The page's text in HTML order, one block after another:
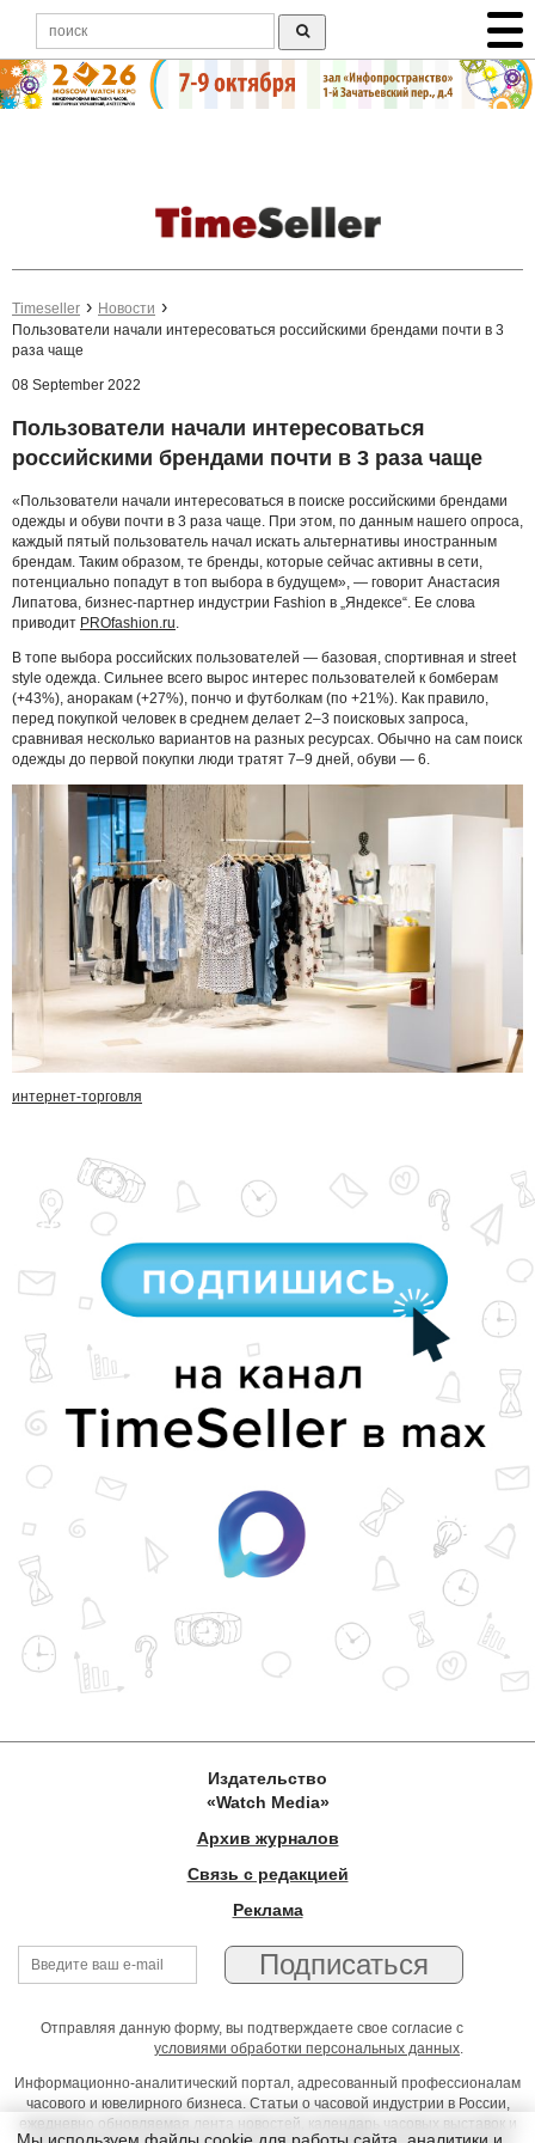
Timeseller
Новости
Пользователи начали интересоваться российскими брендами почти в 3
раза чаще
08 September 2022
Пользователи начали интересоваться
российскими брендами почти в 3 раза чаще
«Пользователи начали интересоваться в поиске российскими брендами
одежды и обуви почти в 3 раза чаще. При этом, по данным нашего опроса,
каждый пятый пользователь начал искать альтернативы иностранным
брендам. Таким образом, те бренды, которые сейчас активны в сети,
потенциально попадут в топ выбора в будущем», — говорит Анастасия
Липатова, бизнес-партнер индустрии Fashion в „Яндексе“. Ее слова
приводит PROfashion.ru.
В топе выбора российских пользователей — базовая, спортивная и street
style одежда. Сильнее всего вырос интерес пользователей к бомберам
(+43%), аноракам (+27%), пончо и футболкам (по +21%). Как правило,
перед покупкой человек в среднем делает 2–3 поисковых запроса,
сравнивая несколько вариантов на разных ресурсах. Обычно на сам поиск
одежды до первой покупки люди тратят 7–9 дней, обуви — 6.
интернет-торговля
Издательство
«Watch Media»
Архив журналов
Связь с редакцией
Реклама
Отправляя данную форму, вы подтверждаете свое согласие с
условиями обработки персональных данных.
Информационно-аналитический портал, адресованный профессионалам
часового и ювелирного бизнеса. Статьи о часовой индустрии в России,
ежедневно обновляемая лента новостей, календарь часовых выставок и